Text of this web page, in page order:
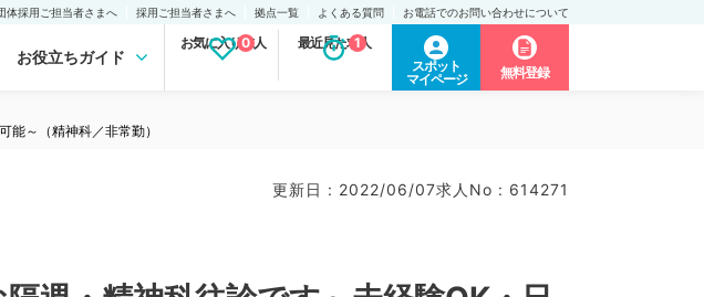
体採用ご担当者さまへ 採用ご担当者さまへ 拠点一覧 よくある質問 お電話でのお問い合わせについて
お役立ちガイド
お気に入り求人
0 最近見た求人
1
スポット
マイページ
無料登録
能～（精神科／非常勤）
更新日 : 2022/06/07求人No : 614271